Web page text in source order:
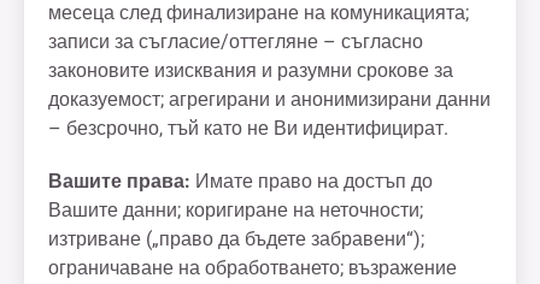
месеца след финализиране на комуникацията;
записи за съгласие/оттегляне – съгласно
законовите изисквания и разумни срокове за
доказуемост; агрегирани и анонимизирани данни
– безсрочно, тъй като не Ви идентифицират.
Вашите права: Имате право на достъп до
Вашите данни; коригиране на неточности;
изтриване („право да бъдете забравени“);
ограничаване на обработването; възражение